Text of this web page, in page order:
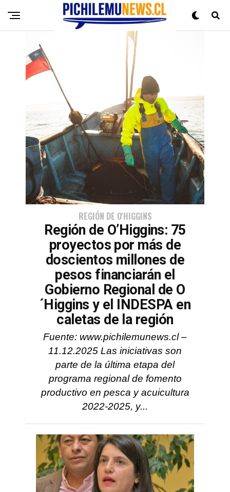
REGIÓN DE O'HIGGINS
Región de O’Higgins: 75
proyectos por más de
doscientos millones de
pesos financiarán el
Gobierno Regional de O
´Higgins y el INDESPA en
caletas de la región
Fuente: www.pichilemunews.cl –
11.12.2025 Las iniciativas son
parte de la última etapa del
programa regional de fomento
productivo en pesca y acuicultura
2022-2025, y...